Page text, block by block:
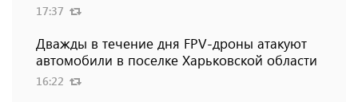
17:37
Дважды в течение дня FPV-дроны атакуют
автомобили в поселке Харьковской области
16:22